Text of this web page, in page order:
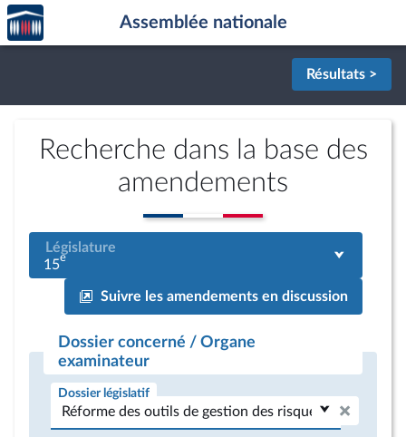
Aller au contenu
Aller en bas de la page
Accèder
à la
page
Assemblée nationale
Résultats >
Recherche dans la base des
amendements
Législature
15e
Suivre les amendements en discussion
Dossier concerné / Organe
examinateur
Dossier législatif